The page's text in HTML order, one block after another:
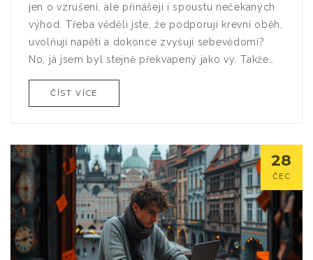
jen o vzrušení, ale přinášejí i spoustu nečekaných
výhod. Třeba věděli jste, že podporují krevní oběh,
uvolňují napětí a dokonce zvyšují sebevědomí?
No, já jsem byl stejně překvapený jako vy. Takže
trochu se otevřít a zažít něco nového. A kdo ví,
ČÍST VÍCE
28
ČEC